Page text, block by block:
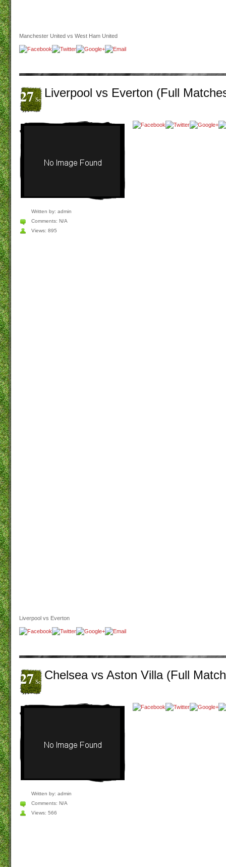
Manchester United vs West Ham United
27Set Liverpool vs Everton (Full
Written by: admin
Comments: N/A
Views: 895
Liverpool vs Everton
27Set Chelsea vs Aston Villa (Full
Written by: admin
Comments: N/A
Views: 566